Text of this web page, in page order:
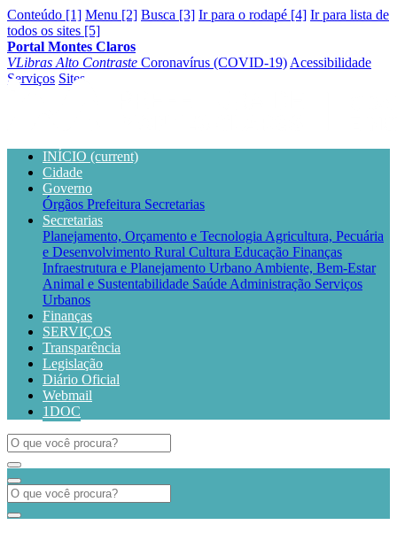
Conteúdo [1] Menu [2] Busca [3] Ir para o rodapé [4] Ir para lista de
todos os sites [5]
Portal Montes Claros
VLibras Alto Contraste Coronavírus (COVID-19) Acessibilidade
Serviços Sites
INÍCIO (current)
Cidade
Governo
Órgãos Prefeitura Secretarias
Secretarias
Planejamento, Orçamento e Tecnologia Agricultura, Pecuária
e Desenvolvimento Rural Cultura Educação Finanças
Infraestrutura e Planejamento Urbano Ambiente, Bem-Estar
Animal e Sustentabilidade Saúde Administração Serviços
Urbanos
Finanças
SERVIÇOS
Transparência
Legislação
Diário Oficial
Webmail
1DOC